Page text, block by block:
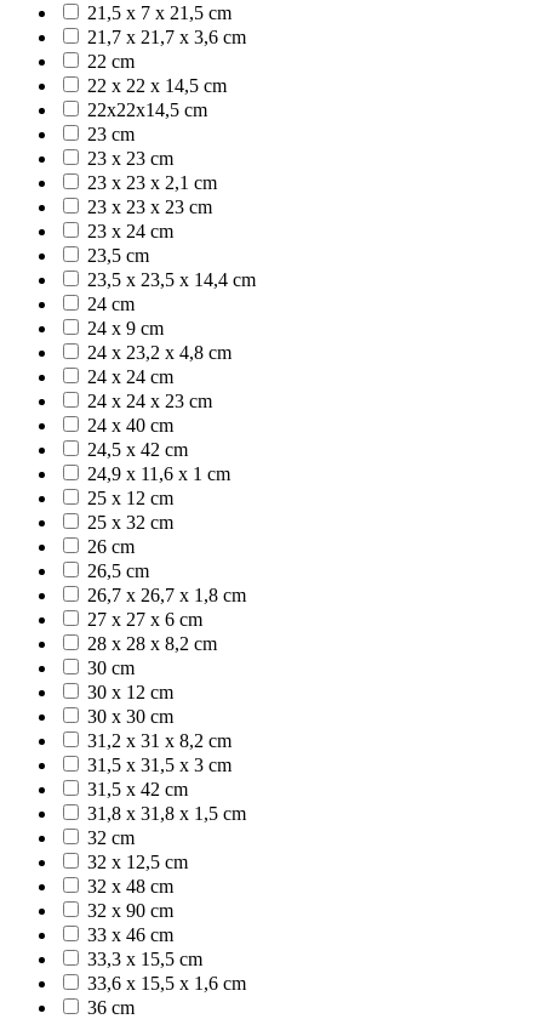
21,5 x 7 x 21,5 cm
21,7 x 21,7 x 3,6 cm
22 cm
22 x 22 x 14,5 cm
22x22x14,5 cm
23 cm
23 x 23 cm
23 x 23 x 2,1 cm
23 x 23 x 23 cm
23 x 24 cm
23,5 cm
23,5 x 23,5 x 14,4 cm
24 cm
24 x 9 cm
24 x 23,2 x 4,8 cm
24 x 24 cm
24 x 24 x 23 cm
24 x 40 cm
24,5 x 42 cm
24,9 x 11,6 x 1 cm
25 x 12 cm
25 x 32 cm
26 cm
26,5 cm
26,7 x 26,7 x 1,8 cm
27 x 27 x 6 cm
28 x 28 x 8,2 cm
30 cm
30 x 12 cm
30 x 30 cm
31,2 x 31 x 8,2 cm
31,5 x 31,5 x 3 cm
31,5 x 42 cm
31,8 x 31,8 x 1,5 cm
32 cm
32 x 12,5 cm
32 x 48 cm
32 x 90 cm
33 x 46 cm
33,3 x 15,5 cm
33,6 x 15,5 x 1,6 cm
36 cm